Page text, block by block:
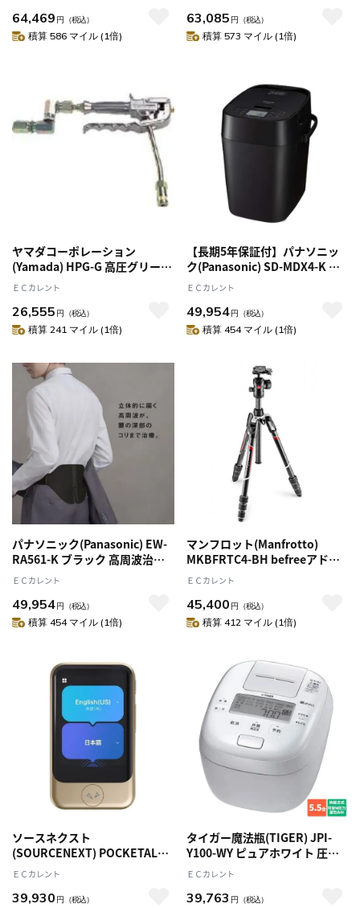
64,469 円 （税込）
積算 586 マイル (1倍)
63,085 円 （税込）
積算 573 マイル (1倍)
ヤマダコーポレーション
(Yamada) HPG-G 高圧グリース
ガン
ＥＣカレント
26,555 円 （税込）
積算 241 マイル (1倍)
【長期5年保証付】パナソニッ
ク(Panasonic) SD-MDX4-K ブ
ラック ホームベーカリー ビス
トロ
ＥＣカレント
49,954円 （税込）
積算 454 マイル (1倍)
パナソニック(Panasonic) EW-
RA561-K ブラック 高周波治療
器 コリコランワイド3D 腰専用
ＥＣカレント
49,954円 （税込）
積算 454 マイル (1倍)
マンフロット(Manfrotto)
MKBFRTC4-BH befreeアドバ
ンス カーボンT三脚キット
ＥＣカレント
45,400 円 （税込）
積算 412 マイル (1倍)
ソースネクスト
(SOURCENEXT) POCKETALK
S2 Plus G(ポケトークS2プラス)
グローバル通信2年 ゴールド
ＥＣカレント
39,930 円 （税込）
タイガー魔法瓶(TIGER) JPI-
Y100-WY ピュアホワイト 圧力
IHジャー炊飯器 炊きたて 5.5合
ＥＣカレント
39,763 円 （税込）